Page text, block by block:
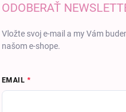
ODOBERAŤ
Vložte svoj e-mail a my Vám
našom e-shope.
EMAIL